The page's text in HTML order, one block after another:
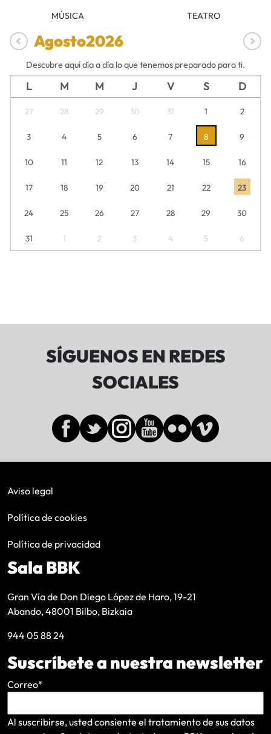
MÚSICA TEATRO
Agosto2026
Descubre aquí día a día lo que tenemos preparado para ti.
L M M J V S D
27 28 29 30 31 1 2
3 4 5 6 7 8 9
10 11 12 13 14 15 16
17 18 19 20 21 22 23
24 25 26 27 28 29 30
31 1 2 3 4 5 6
SÍGUENOS EN REDES
SOCIALES
Aviso legal
Política de cookies
Política de privacidad
Sala BBK
Gran Vía de Don Diego López de Haro, 19-21
Abando, 48001 Bilbo, Bizkaia
944 05 88 24
Suscríbete a nuestra newsletter
Correo*
Al suscribirse, usted consiente el tratamiento de sus datos